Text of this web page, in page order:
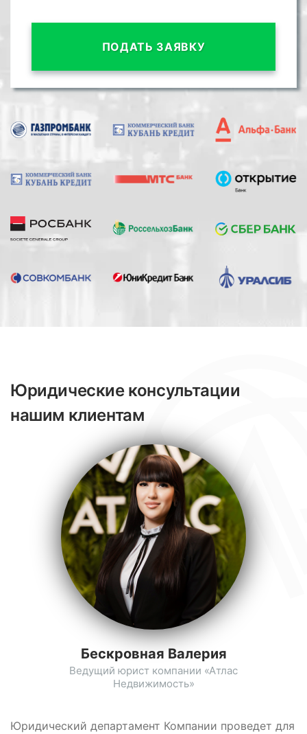
ПОДАТЬ ЗАЯВКУ
Юридические консультации
нашим клиентам
Юридический департамент Компании проведет для
Бескровная Валерия
Ведущий юрист компании «Атлас
Недвижимость»